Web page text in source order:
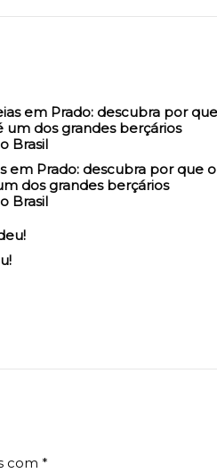
em Prado: descubra por que o
dos grandes berçários
Brasil
com *